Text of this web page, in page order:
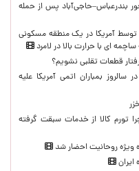
بندرعباس–حاجی‌آباد پس از حمله
آمریکا در یک منطقه مسکونی
قطعات تقلبی نشویم؟
بمباران اتمی آمریکا علیه
چرا تورم کالا از خدمات سبقت گرفته
ویژه روحانیت احضار شد
ایران